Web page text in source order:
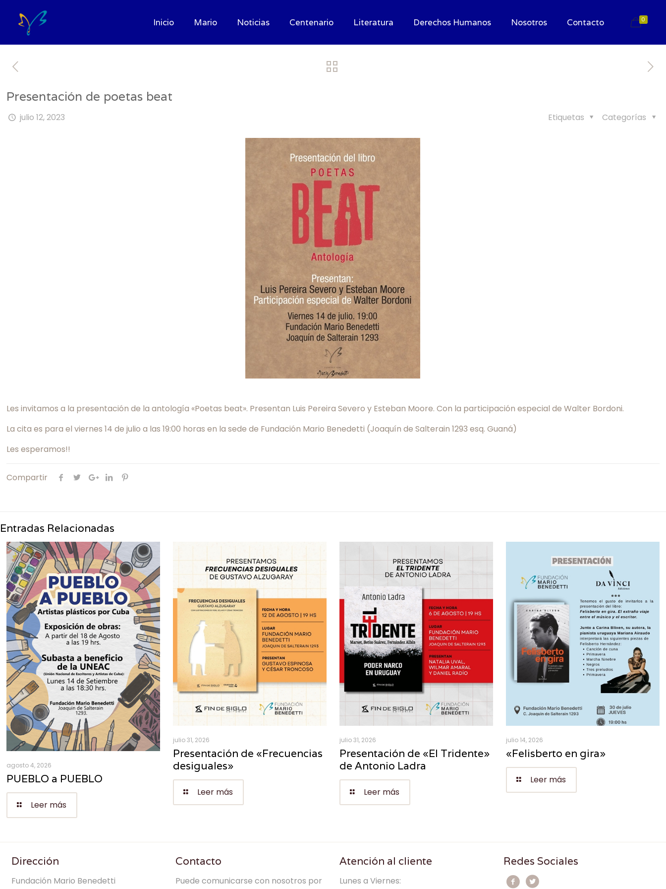
Inicio Mario Noticias Centenario Literatura Derechos Humanos Nosotros Contacto 0
Presentación de poetas beat
julio 12, 2023 Categorías
Etiquetas
Les invitamos a la presentación de la antología «Poetas beat». Presentan Luis Pereira Severo y Esteban Moore. Con la participación especial de Walter Bordoni.
La cita es para el viernes 14 de julio a las 19:00 horas en la sede de Fundación Mario Benedetti (Joaquín de Salterain 1293 esq. Guaná)
Les esperamos!!
Compartir
Entradas Relacionadas
agosto 4, 2026
PUEBLO a PUEBLO
Leer más
julio 31, 2026
Presentación de «Frecuencias
desiguales»
Leer más
julio 31, 2026
Presentación de «El Tridente»
de Antonio Ladra
Leer más
julio 14, 2026
«Felisberto en gira»
Leer más
Dirección
Fundación Mario Benedetti
Contacto
Puede comunicarse con nosotros por
Atención al cliente
Lunes a Viernes:
Redes Sociales